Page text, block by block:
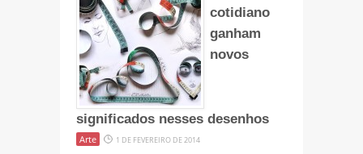
cotidiano
ganham
novos
significados nesses desenhos
Arte 1 DE FEVEREIRO DE 2014